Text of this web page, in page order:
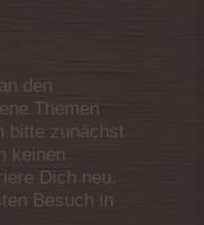
den
Themen
bitte zunächst
keinen
Dich neu.
Besuch in